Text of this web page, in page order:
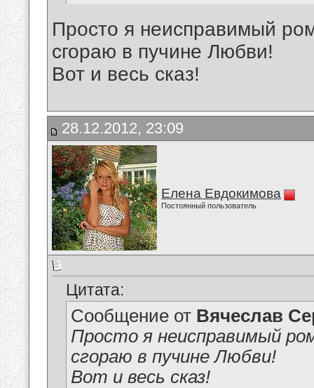
Просто я неисправимый
сгораю в пучине Любви!
Вот и весь сказ!
28.12.2012, 23:09
Елена Евдокимова
Постоянный пользователь
Цитата:
Сообщение от Вячеслав
Просто я неисправимый
сгораю в пучине Любви!
Вот и весь сказ!